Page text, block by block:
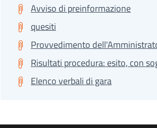
Avviso di preinformazione
quesiti
Provvedimento
Risultati procedura: esito, con
Elenco verbali di gara